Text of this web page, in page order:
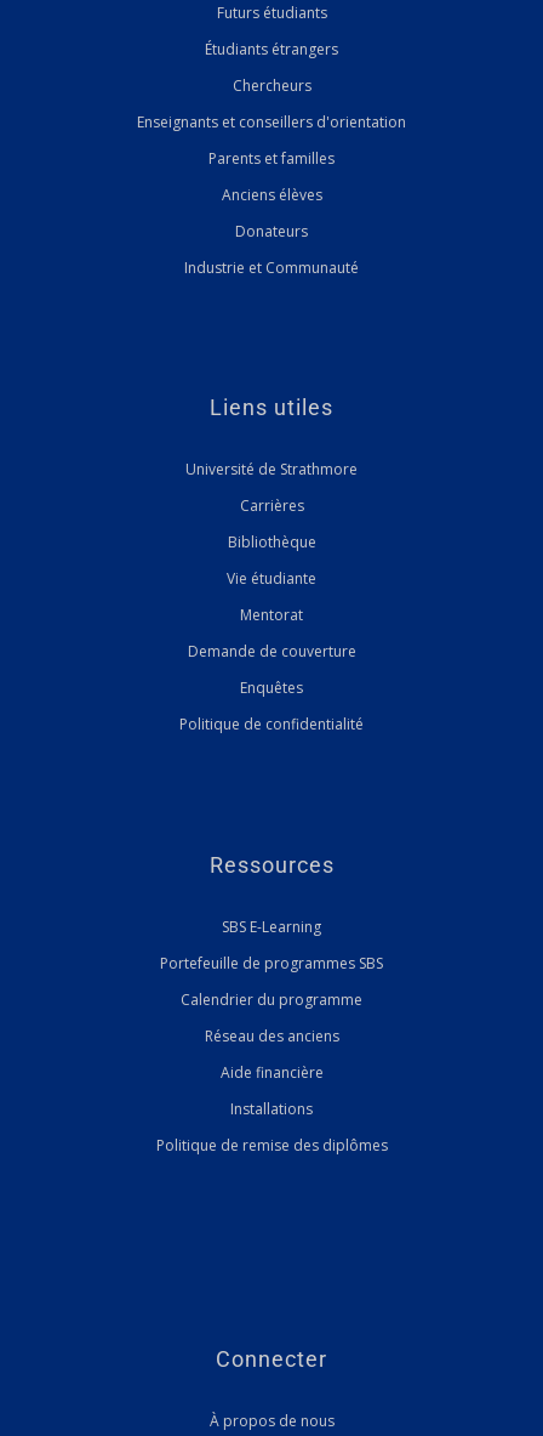
Futurs étudiants
Étudiants étrangers
Chercheurs
Enseignants et conseillers d'orientation
Parents et familles
Anciens élèves
Donateurs
Industrie et Communauté
Liens utiles
Université de Strathmore
Carrières
Bibliothèque
Vie étudiante
Mentorat
Demande de couverture
Enquêtes
Politique de confidentialité
Ressources
SBS E-Learning
Portefeuille de programmes SBS
Calendrier du programme
Réseau des anciens
Aide financière
Installations
Politique de remise des diplômes
Connecter
À propos de nous